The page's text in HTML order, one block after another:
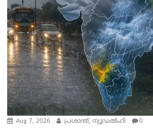
Aug 7, 2026 പ്രശാന്ത്, ന്യൂഡല്‍ഹി 0